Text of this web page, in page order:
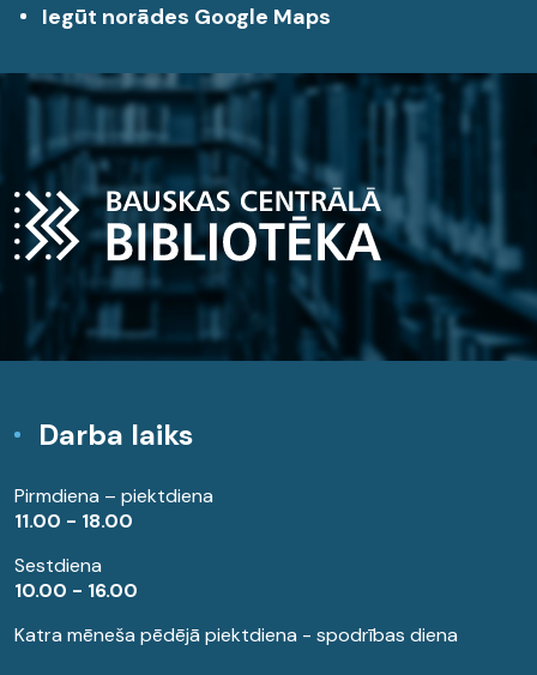
Iegūt norādes Google Maps
Darba laiks
Pirmdiena – piektdiena
11.00 - 18.00
Sestdiena
10.00 - 16.00
Katra mēneša pēdējā piektdiena - spodrības diena